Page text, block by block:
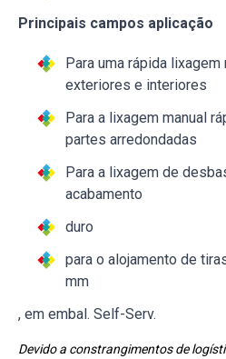
Principais campos aplicação
Para uma rápida
exteriores e interiores
Para a lixagem manual
partes arredondadas
Para a lixagem de
acabamento
duro
para o alojamento de
mm
, em embal. Self-Serv.
Devido a constrangimentos de